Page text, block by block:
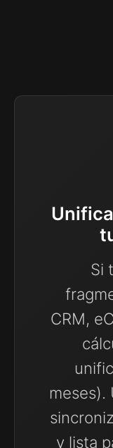
Si
CRM,
meses).
y lista